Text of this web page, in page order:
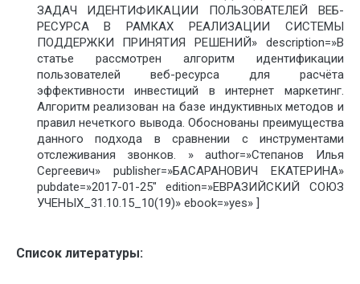
ЗАДАЧ ИДЕНТИФИКАЦИИ ПОЛЬЗОВАТЕЛЕЙ ВЕБ-
РЕСУРСА В РАМКАХ РЕАЛИЗАЦИИ СИСТЕМЫ
ПОДДЕРЖКИ ПРИНЯТИЯ РЕШЕНИЙ» description=»В
статье рассмотрен алгоритм идентификации
пользователей веб-ресурса для расчёта
эффективности инвестиций в интернет маркетинг.
Алгоритм реализован на базе индуктивных методов и
правил нечеткого вывода. Обоснованы преимущества
данного подхода в сравнении с инструментами
отслеживания звонков. » author=»Степанов Илья
Сергеевич» publisher=»БАСАРАНОВИЧ ЕКАТЕРИНА»
pubdate=»2017-01-25″ edition=»ЕВРАЗИЙСКИЙ СОЮЗ
УЧЕНЫХ_31.10.15_10(19)» ebook=»yes» ]
Список литературы: